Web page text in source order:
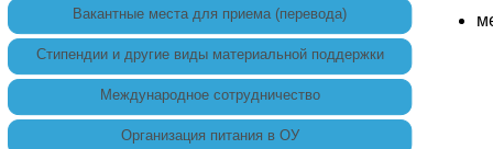
Вакантные места для приема (перевода)
Стипендии и другие виды материальной поддержки
Международное сотрудничество
Организация питания в ОУ